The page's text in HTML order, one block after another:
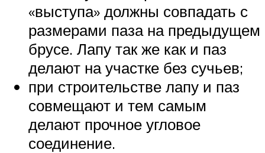
«выступа» должны совпадать с
размерами паза на предыдущем
брусе. Лапу так же как и паз
делают на участке без сучьев;
при строительстве лапу и паз
совмещают и тем самым
делают прочное угловое
соединение.